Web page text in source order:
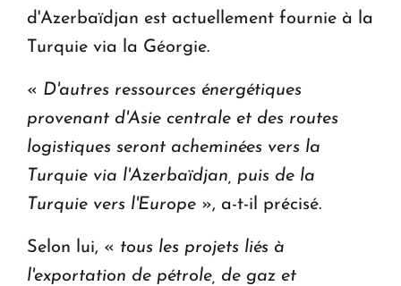
d'Azerbaïdjan est actuellement fournie à la
Turquie via la Géorgie.
« D'autres ressources énergétiques
provenant d'Asie centrale et des routes
logistiques seront acheminées vers la
Turquie via l'Azerbaïdjan, puis de la
Turquie vers l'Europe », a-t-il précisé.
Selon lui, « tous les projets liés à
l'exportation de pétrole, de gaz et